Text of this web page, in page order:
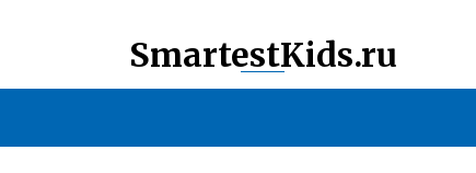
SmartestKids.ru